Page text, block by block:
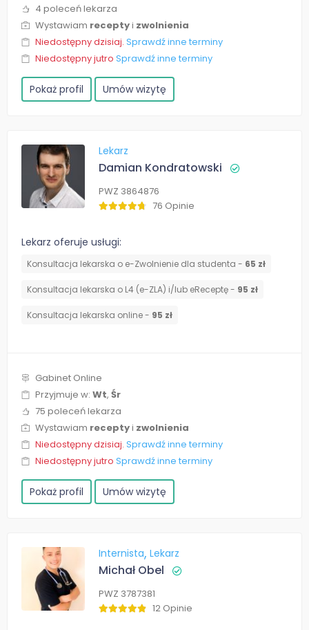
4 poleceń lekarza
Wystawiam receptyi zwolnienia
Niedostępny dzisiaj. Sprawdź inne terminy
Niedostępny jutro Sprawdź inne terminy
Pokaż profil Umów wizytę
Lekarz
Damian Kondratowski
PWZ 3864876
76 Opinie
Lekarz oferuje usługi:
Konsultacja lekarska o e-Zwolnienie dla studenta - 65 zł
Konsultacja lekarska o L4 (e-ZLA) i/lub eReceptę - 95 zł
Konsultacja lekarska online - 95 zł
Gabinet Online
Przyjmuje w: Wt, Śr
75 poleceń lekarza
Wystawiam receptyi zwolnienia
Niedostępny dzisiaj. Sprawdź inne terminy
Niedostępny jutro Sprawdź inne terminy
Pokaż profil Umów wizytę
Internista Lekarz
Michał Obel
PWZ 3787381
12 Opinie